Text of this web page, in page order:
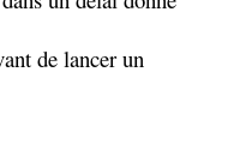
de lancer un